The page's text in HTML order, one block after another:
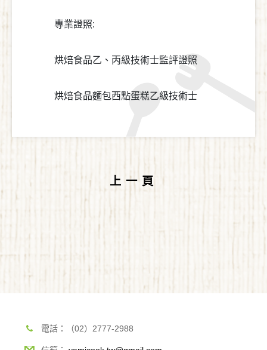
專業證照:
烘焙食品乙、丙級技術士監評證照
烘焙食品麵包西點蛋糕乙級技術士
上一頁
電話：（02）2777-2988